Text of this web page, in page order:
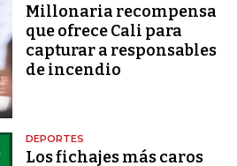
Millonaria recompensa
que ofrece Cali para
capturar a responsables
de incendio
DEPORTES
Los fichajes más caros